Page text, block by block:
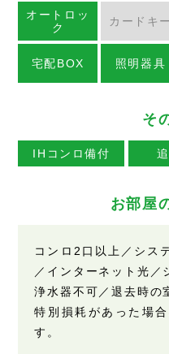
オートロッ
ク
カードキー
宅配BOX 照明器具
そ
IHコンロ備付
お部屋
コンロ2口以上／シス
／インターネット光／
浄水器不可／退去時の
特別損耗があった場
す。